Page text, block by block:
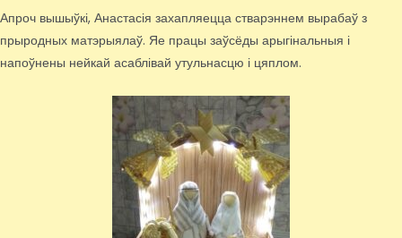
Апроч вышыўкі, Анастасія захапляецца стварэннем вырабаў з
прыродных матэрыялаў. Яе працы заўсёды арыгінальныя і
напоўнены нейкай асаблівай утульнасцю і цяплом.